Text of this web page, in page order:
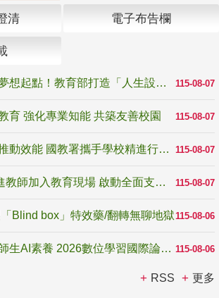
清 電子布告欄
115-08-07
高齡不是終點而是夢想起點！教育部打造「人生設計夢工場」 參展第3屆高齡健康產業博覽會
115-08-07
育 強化專業知能 共築友善校園
115-08-07
強化學習歷程檔案推動效能 國教署攜手學校精進行政與教學支持
115-08-07
迎接115學年度新進教師加入教育現場 啟動全面支持陪伴
115-08-06
Blind box」特效藥/翻轉無聊地獄
115-08-06
匯聚全球視野深化師生AI素養 2026數位學習國際論壇高雄登場
RSS 更多